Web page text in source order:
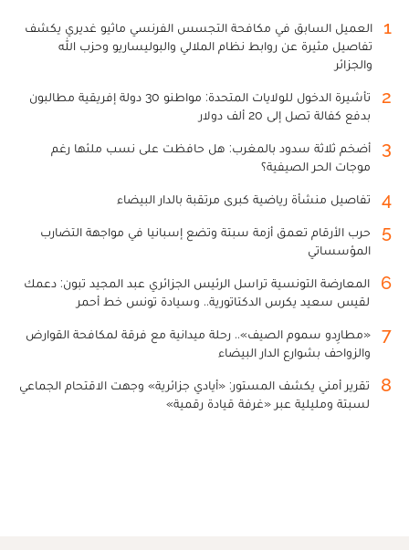
1
العميل السابق في مكافحة التجسس الفرنسي ماثيو غديري يكشف
تفاصيل مثيرة عن روابط نظام الملالي والبوليساريو وحزب الله
والجزائر
2
تأشيرة الدخول للولايات المتحدة: مواطنو 30 دولة إفريقية مطالبون
بدفع كفالة تصل إلى 20 ألف دولار
3
أضخم ثلاثة سدود بالمغرب: هل حافظت على نسب ملئها رغم
موجات الحر الصيفية؟
4 تفاصيل منشأة رياضية كبرى مرتقبة بالدار البيضاء
5
حرب الأرقام تعمق أزمة سبتة وتضع إسبانيا في مواجهة التضارب
المؤسساتي
6
المعارضة التونسية تراسل الرئيس الجزائري عبد المجيد تبون: دعمك
لقيس سعيد يكرس الدكتاتورية.. وسيادة تونس خط أحمر
7
«مطارِدو سموم الصيف».. رحلة ميدانية مع فرقة لمكافحة القوارض
والزواحف بشوارع الدار البيضاء
8
تقرير أمني يكشف المستور: «أيادي جزائرية» وجهت الاقتحام الجماعي
لسبتة ومليلية عبر «غرفة قيادة رقمية»